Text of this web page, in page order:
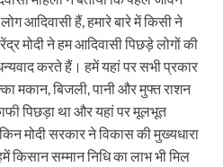
आदिवासी हैं, हमारे बारे में किसी ने
मोदी ने हम आदिवासी पिछड़े लोगों की
करते हैं। हमें यहां पर सभी प्रकार
मकान, बिजली, पानी और मुफ्त राशन
पिछड़ा था और यहां पर मूलभूत
मोदी सरकार ने विकास की मुख्यधारा
सम्मान निधि का लाभ भी मिल